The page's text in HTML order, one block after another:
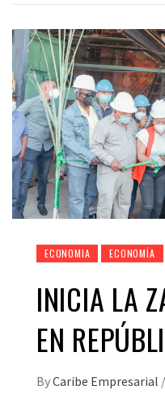
ECONOMIA ECONOMÍA
INICIA LA
EN
ByCaribe Empresarial /